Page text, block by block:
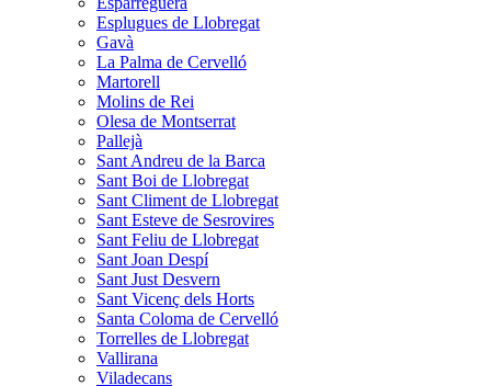
Esplugues de Llobregat
Gavà
La Palma de Cervelló
Martorell
Molins de Rei
Olesa de Montserrat
Pallejà
Sant Andreu de la Barca
Sant Boi de Llobregat
Sant Climent de Llobregat
Sant Esteve de Sesrovires
Sant Feliu de Llobregat
Sant Joan Despí
Sant Just Desvern
Sant Vicenç dels Horts
Santa Coloma de Cervelló
Torrelles de Llobregat
Vallirana
Viladecans